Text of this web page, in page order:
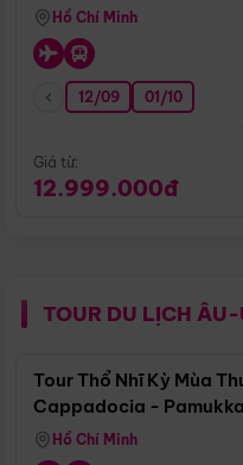
Hồ Chí Minh
12/09 01/10
Giá từ:
12.999.000đ
TOUR DU LỊCH
Tour Thổ Nhĩ Kỳ Mùa
Cappadocia -
Hồ Chí Minh